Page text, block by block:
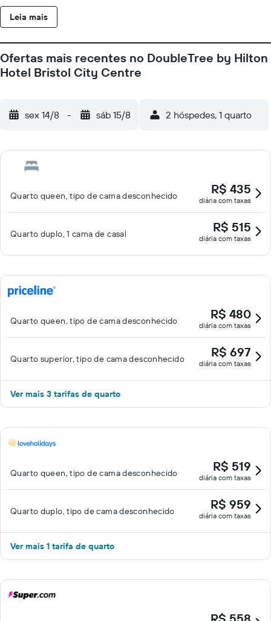
Leia mais
Ofertas mais recentes no DoubleTree by Hilton
Hotel Bristol City Centre
sex 14/8 - sáb 15/8 2 hóspedes, 1 quarto
Quarto queen, tipo de cama desconhecido R$ 435
diária com taxas
Quarto duplo, 1 cama de casal R$ 515
diária com taxas
Quarto queen, tipo de cama desconhecido R$ 480
diária com taxas
Quarto superior, tipo de cama desconhecido R$ 697
diária com taxas
Ver mais 3 tarifas de quarto
Quarto queen, tipo de cama desconhecido R$ 519
diária com taxas
Quarto duplo, tipo de cama desconhecido R$ 959
diária com taxas
Ver mais 1 tarifa de quarto